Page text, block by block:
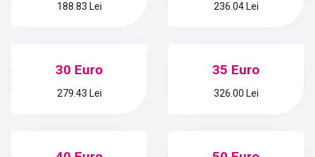
188.83 Lei 236.04 Lei
30 Euro
279.43 Lei
35 Euro
326.00 Lei